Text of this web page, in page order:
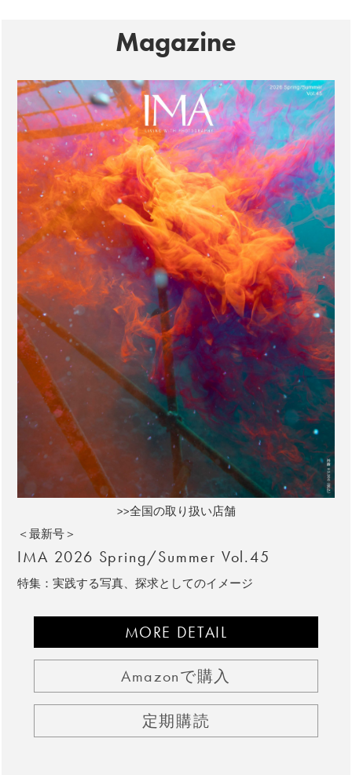
Magazine
>>全国の取り扱い店舗
＜最新号＞
IMA 2026 Spring/Summer Vol.45
特集：実践する写真、探求としてのイメージ
MORE DETAIL
Amazonで購入
定期購読